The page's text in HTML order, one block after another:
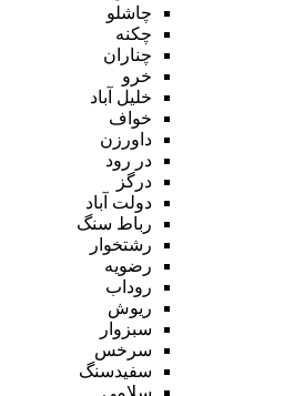
چاشلو
چکنه
چناران
خرو
خلیل آباد
خواف
داورزن
در رود
درگز
دولت آباد
رباط سنگ
رشتخوار
رضویه
روداب
ریوش
سبزوار
سرخس
سفیدسنگ
سلامی